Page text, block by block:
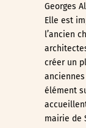
Georges
Elle est
l’ancien
créer un
élément
mairie de